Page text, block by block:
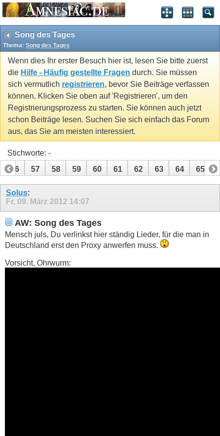
Song des Tages
Thema: Song des Tages
Wenn dies Ihr erster Besuch hier ist, lesen Sie bitte zuerst
die Hilfe - Häufig gestellte Fragen durch. Sie müssen
sich vermutlich registrieren, bevor Sie Beiträge verfassen
können. Klicken Sie oben auf 'Registrieren', um den
Registrierungsprozess zu starten. Sie können auch jetzt
schon Beiträge lesen. Suchen Sie sich einfach das Forum
aus, das Sie am meisten interessiert.
Stichworte: -
56
57 58 59 60 61 62 63 64 65
71
Solus:
Fr, 09. März 2012 14:07
AW: Song des Tages
Mensch juls, Du verlinkst hier ständig Lieder, für die man in
Deutschland erst den Proxy anwerfen muss.
Vorsicht, Ohrwurm: